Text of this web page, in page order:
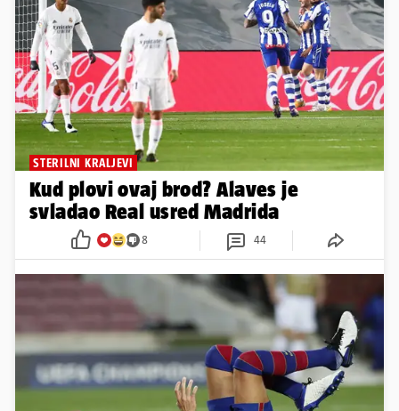
STERILNI KRALJEVI
Kud plovi ovaj brod? Alaves je
svladao Real usred Madrida
8 44